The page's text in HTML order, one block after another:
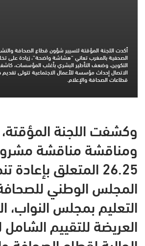
أكدت اللجنة المؤقتة لتسيير شؤون قطاع الصحافة
الصحفية بالمغرب تعاني “هشاشة واضحة”، زيادة على
التكوين، وضعف التأطير البشري بأغلب المؤسسات،
الاتصال إحداث مؤسسة للأعمال الاجتماعية تتولى
قطاعات الصحافة والإعلام.
وكشفت اللجنة المؤقتة،
ومناقشة مناقشة
26.25 المتعلق
المجلس الوطني
التعليم بمجلس
العريضة للتقييم